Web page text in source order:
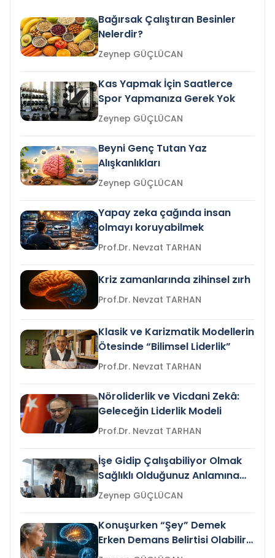
Bağırsak Çalıştıran Besinler
Nelerdir?
Zeynep GÜÇLÜCAN
Kas Yapmak İçin Saatlerce
Spor Yapmanıza Gerek Yok
Zeynep GÜÇLÜCAN
Beyni Genç Tutan Yaz
Alışkanlıkları
Zeynep GÜÇLÜCAN
Yapay zeka çağında insan
olmayı koruyabilmek
Prof.Dr. Nevzat TARHAN
Kriz zamanlarında zihinsel zırh
Prof.Dr. Nevzat TARHAN
Klasik ve Karizmatik Modellerin
Ötesinde “Bilimsel Liderlik”
Prof.Dr. Nevzat TARHAN
Nöroliderlik ve Vicdani Zekâ:
Geleceğin Liderlik Modeli
Prof.Dr. Nevzat TARHAN
İşe Gidip Çalışabiliyor Olmak
Sağlıklı Olduğunuz Anlamına
Gelir mi?Zeynep GÜÇLÜCAN
Konuşurken “Şey” Demek
Erken Demans Belirtisi Olabilir
mi?